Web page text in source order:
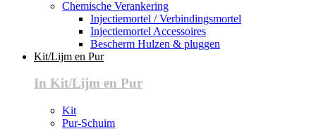
Chemische Verankering
Injectiemortel / Verbindingsmortel
Injectiemortel Accessoires
Bescherm Hulzen & pluggen
Kit/Lijm en Pur
In Kit/Lijm en Pur
Kit
Pur-Schuim